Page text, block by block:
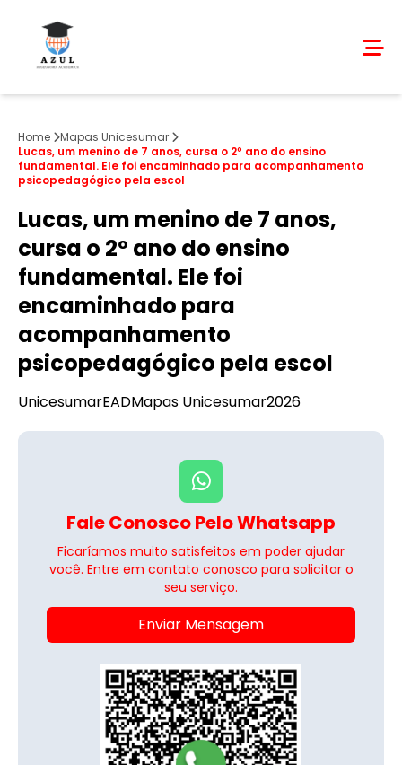
Home
Mapas Unicesumar
Lucas, um menino de 7 anos, cursa o 2º ano do ensino
fundamental. Ele foi encaminhado para acompanhamento
psicopedagógico pela escol
Lucas, um menino de 7 anos,
cursa o 2º ano do ensino
fundamental. Ele foi
encaminhado para
acompanhamento
psicopedagógico pela escol
UnicesumarEADMapas Unicesumar2026
Fale Conosco Pelo Whatsapp
Ficaríamos muito satisfeitos em poder ajudar
você. Entre em contato conosco para solicitar o
seu serviço.
Enviar Mensagem